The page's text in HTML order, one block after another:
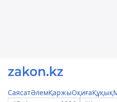
СаясатӘлемҚаржыОқиғаҚұқық